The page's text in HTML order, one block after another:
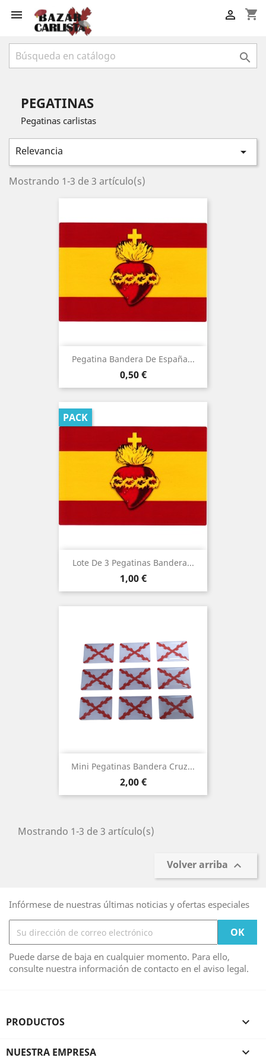
 shopping_cart


PEGATINAS
Pegatinas carlistas
Relevancia 
Mostrando 1-3 de 3 artículo(s)
Pegatina Bandera De España...
Precio
0,50 €
Lote De 3 Pegatinas Bandera...
Precio
1,00 €
PACK
Mini Pegatinas Bandera Cruz...
Precio
2,00 €
Mostrando 1-3 de 3 artículo(s)
Volver arriba 
Infórmese de nuestras últimas noticias y ofertas especiales
Puede darse de baja en cualquier momento. Para ello,
consulte nuestra información de contacto en el aviso legal.
PRODUCTOS 
NUESTRA EMPRESA 